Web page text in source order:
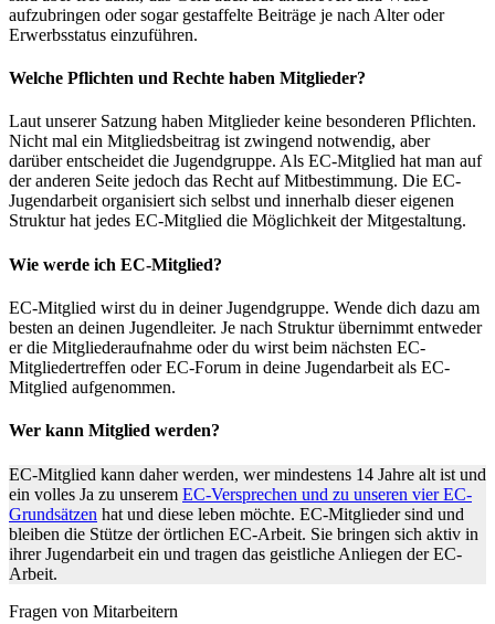
aufzubringen oder sogar gestaffelte Beiträge je nach Alter oder
Erwerbsstatus einzuführen.
Welche Pflichten und Rechte haben Mitglieder?
Laut unserer Satzung haben Mitglieder keine besonderen Pflichten.
Nicht mal ein Mitgliedsbeitrag ist zwingend notwendig, aber
darüber entscheidet die Jugendgruppe. Als EC-Mitglied hat man auf
der anderen Seite jedoch das Recht auf Mitbestimmung. Die EC-
Jugendarbeit organisiert sich selbst und innerhalb dieser eigenen
Struktur hat jedes EC-Mitglied die Möglichkeit der Mitgestaltung.
Wie werde ich EC-Mitglied?
EC-Mitglied wirst du in deiner Jugendgruppe. Wende dich dazu am
besten an deinen Jugendleiter. Je nach Struktur übernimmt entweder
er die Mitgliederaufnahme oder du wirst beim nächsten EC-
Mitgliedertreffen oder EC-Forum in deine Jugendarbeit als EC-
Mitglied aufgenommen.
Wer kann Mitglied werden?
EC-Mitglied kann daher werden, wer mindestens 14 Jahre alt ist und
ein volles Ja zu unserem EC-Versprechen und zu unseren vier EC-
Grundsätzen hat und diese leben möchte. EC-Mitglieder sind und
bleiben die Stütze der örtlichen EC-Arbeit. Sie bringen sich aktiv in
ihrer Jugendarbeit ein und tragen das geistliche Anliegen der EC-
Arbeit.
Fragen von Mitarbeitern